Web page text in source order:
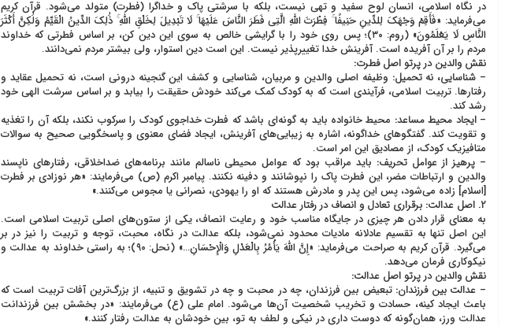
در نگاه اسلامی، انسان لوح سفید و تهی نیست، بلکه با سرشتی پاک و خداگرا (فطرت) متولد می‌شود. قرآن کریم
می‌فرماید: «فَأَقِمْ وَجْهَكَ لِلدِّينِ حَنِيفًا ۚ فِطْرَتَ اللَّهِ الَّتِي فَطَرَ النَّاسَ عَلَيْهَا ۚ لَا تَبْدِيلَ لِخَلْقِ اللَّهِ ۚ ذَٰلِكَ الدِّينُ الْقَيِّمُ وَلَٰكِنَّ أَكْثَرَ
النَّاسِ لَا يَعْلَمُونَ» (روم: ۳۰)؛ پس روی خود را با گرایشی خالص به سوی این دین کن، بر اساس فطرتی که خداوند
مردم را بر آن آفریده است. آفرینش خدا تغییرپذیر نیست. این است دین استوار، ولی بیشتر مردم نمی‌دانند.
نقش والدین در پرتو اصل فطرت:
– شناسایی، نه تحمیل: وظیفه اصلی والدین و مربیان، شناسایی و کشف این گنجینه درونی است، نه تحمیل عقاید و
رفتارها. تربیت اسلامی، فرآیندی است که به کودک کمک می‌کند خودش حقیقت را بیابد و بر اساس سرشت الهی خود
رشد کند.
–ایجاد محیط مساعد: محیط خانواده باید به گونه‌ای باشد که فطرت خداجوی کودک را سرکوب نکند، بلکه آن را تغذیه
و تقویت کند. گفتگوهای خداگونه، اشاره به زیبایی‌های آفرینش، ایجاد فضای معنوی و پاسخگویی صحیح به سوالات
متافیزیک کودک، از مصادیق این امر است.
– پرهیز از عوامل تحریف: باید مراقب بود که عوامل محیطی ناسالم مانند برنامه‌های ضداخلاقی، رفتارهای ناپسند
والدین و ارتباطات مضر، این فطرت پاک را نپوشانند و دفینه نکنند. پیامبر اکرم (ص) می‌فرمایند: «هر نوزادی بر فطرت
[اسلام] زاده می‌شود، پس این پدر و مادرش هستند که او را یهودی، نصرانی یا مجوس می‌کنند.»
۲. اصل عدالت: برقراری تعادل و انصاف در رفتار
عدالت
به معنای قرار دادن هر چیزی در جایگاه مناسب خود و رعایت انصاف، یکی از ستون‌های اصلی تربیت اسلامی است.
این اصل تنها به تقسیم عادلانه مادیات محدود نمی‌شود، بلکه عدالت در نگاه، محبت، توجه و تربیت را نیز در بر
می‌گیرد. قرآن کریم به صراحت می‌فرماید: «إِنَّ اللَّهَ يَأْمُرُ بِالْعَدْلِ وَالْإِحْسَانِ…» (نحل: ۹۰)؛ به راستی خداوند به عدالت و
نیکوکاری فرمان می‌دهد.
نقش والدین در پرتو اصل عدالت:
– عدالت بین فرزندان: تبعیض بین فرزندان، چه در محبت و چه در تشویق و تنبیه، از بزرگ‌ترین آفات تربیت است که
باعث ایجاد کینه، حسادت و تخریب شخصیت آن‌ها می‌شود. امام علی (ع) می‌فرمایند: «در بخشش بین فرزندانت
عدالت ورز، همان‌گونه که دوست داری در نیکی و لطف به تو، بین خودشان به عدالت رفتار کنند.»